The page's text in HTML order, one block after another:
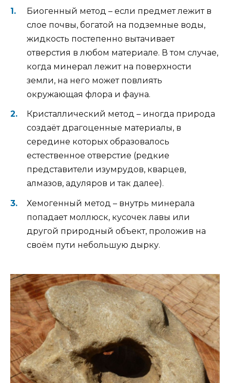
Биогенный метод – если предмет лежит в
слое почвы, богатой на подземные воды,
жидкость постепенно вытачивает
отверстия в любом материале. В том случае,
когда минерал лежит на поверхности
земли, на него может повлиять
окружающая флора и фауна.
Кристаллический метод – иногда природа
создаёт драгоценные материалы, в
середине которых образовалось
естественное отверстие (редкие
представители изумрудов, кварцев,
алмазов, адуляров и так далее).
Хемогенный метод – внутрь минерала
попадает моллюск, кусочек лавы или
другой природный объект, проложив на
своём пути небольшую дырку.